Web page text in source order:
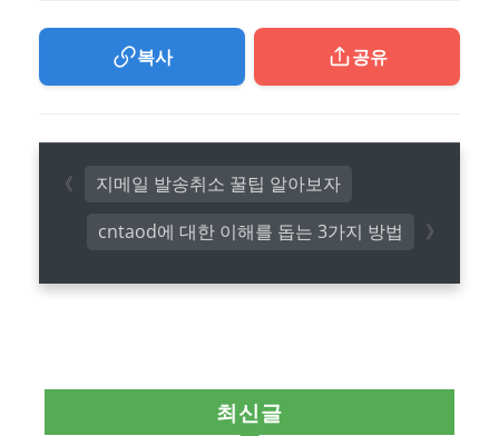
복사 공유
cntaod에 대한 이해를 돕는 3가지 방법
지메일 발송취소 꿀팁 알아보자
최신글